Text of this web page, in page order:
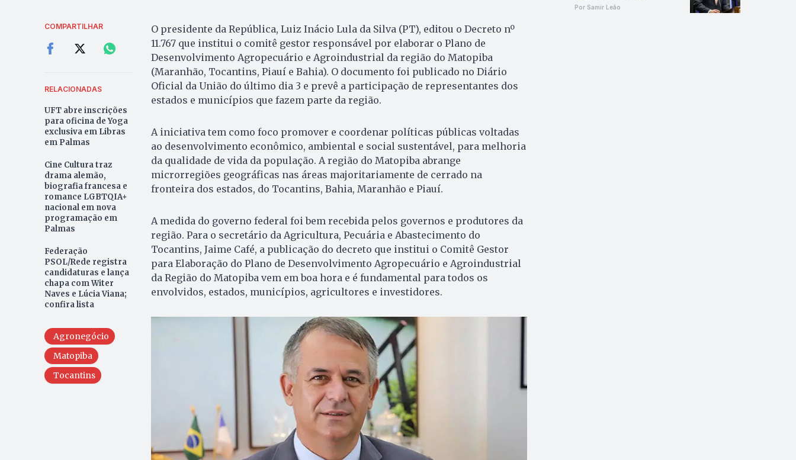
COMPARTILHAR
RELACIONADAS
UFT abre inscrições
para oficina de Yoga
exclusiva em Libras
em Palmas
Cine Cultura traz
drama alemão,
biografia francesa e
romance LGBTQIA+
nacional em nova
programação em
Palmas
Federação
PSOL/Rede registra
candidaturas e lança
chapa com Witer
Naves e Lúcia Viana;
confira lista
Agronegócio
Matopiba
Tocantins
O presidente da República, Luiz Inácio Lula da Silva (PT), editou o Decreto nº
11.767 que institui o comitê gestor responsável por elaborar o Plano de
Desenvolvimento Agropecuário e Agroindustrial da região do Matopiba
(Maranhão, Tocantins, Piauí e Bahia). O documento foi publicado no Diário
Oficial da União do último dia 3 e prevê a participação de representantes dos
estados e municípios que fazem parte da região.
A iniciativa tem como foco promover e coordenar políticas públicas voltadas
ao desenvolvimento econômico, ambiental e social sustentável, para melhoria
da qualidade de vida da população. A região do Matopiba abrange
microrregiões geográficas nas áreas majoritariamente de cerrado na
fronteira dos estados, do Tocantins, Bahia, Maranhão e Piauí.
A medida do governo federal foi bem recebida pelos governos e produtores da
região. Para o secretário da Agricultura, Pecuária e Abastecimento do
Tocantins, Jaime Café, a publicação do decreto que institui o Comitê Gestor
para Elaboração do Plano de Desenvolvimento Agropecuário e Agroindustrial
da Região do Matopiba vem em boa hora e é fundamental para todos os
envolvidos, estados, municípios, agricultores e investidores.
Por Samir Leão